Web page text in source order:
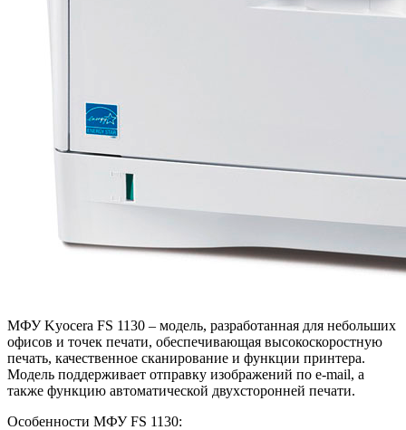
МФУ Kyocera FS 1130 – модель, разработанная для небольших
офисов и точек печати, обеспечивающая высокоскоростную
печать, качественное сканирование и функции принтера.
Модель поддерживает отправку изображений по e-mail, а
также функцию автоматической двухсторонней печати.
Особенности МФУ FS 1130: